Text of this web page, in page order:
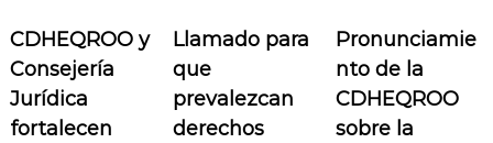
g
a
c
CDHEQROO y
Consejería
Jurídica
fortalecen
Llamado para
que
prevalezcan
derechos
Pronunciamie
nto de la
CDHEQROO
sobre la